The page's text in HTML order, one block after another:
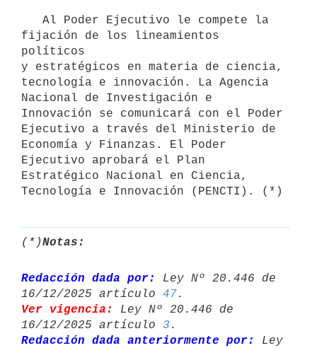
fijación de los lineamientos
políticos
y estratégicos en materia de ciencia,
tecnología e innovación. La Agencia
Nacional de Investigación e
Innovación se comunicará con el Poder
Ejecutivo a través del Ministerio de
Economía y Finanzas. El Poder
Ejecutivo aprobará el Plan
Estratégico Nacional en Ciencia,
(*)Notas:
Redacción dada por:
Ley Nº 20.446 de
16/12/2025 artículo 47
Ver vigencia:
Ley Nº 20.446 de
16/12/2025 artículo 3
Redacción dada anteriormente por:
Ley